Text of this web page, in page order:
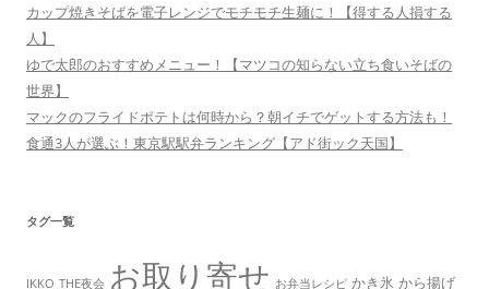
カップ焼きそばを電子レンジでモチモチ生麺に！【得する人損する
人】
ゆで太郎のおすすめメニュー！【マツコの知らない立ち食いそばの
世界】
マックのフライドポテトは何時から？朝イチでゲットする方法も！
食通3人が選ぶ！東京駅駅弁ランキング【アド街ック天国】
タグ一覧
IKKO THE夜会 お取り寄せ お弁当レシピ かき氷 から揚げ